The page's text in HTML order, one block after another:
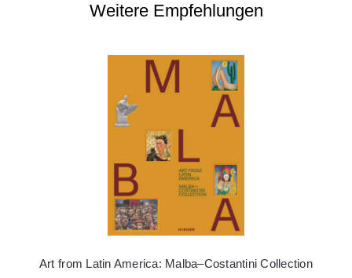
Weitere Empfehlungen
Art from Latin America: Malba–Costantini Collection